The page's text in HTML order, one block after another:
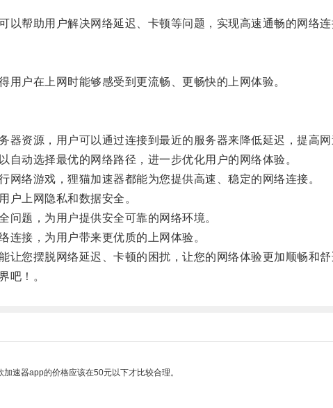
帮助用户解决网络延迟、卡顿等问题，实现高速通畅的网络连
户在上网时能够感受到更流畅、更畅快的上网体验。
资源，用户可以通过连接到最近的服务器来降低延迟，提高网
动选择最优的网络路径，进一步优化用户的网络体验。
络游戏，狸猫加速器都能为您提供高速、稳定的网络连接。
上网隐私和数据安全。
题，为用户提供安全可靠的网络环境。
接，为用户带来更优质的上网体验。
您摆脱网络延迟、卡顿的困扰，让您的网络体验更加顺畅和舒
吧！。
速器app的价格应该在50元以下才比较合理。